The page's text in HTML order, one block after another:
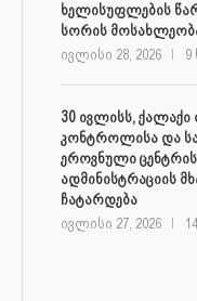
ხელისუფლების
სორის
ივლისი 28, 2026 9
30 ივლისს, ქალაქი
კონტროლისა და
ეროვნული
ადმინისტრაციის
ჩატარდება
ივლისი 27, 2026